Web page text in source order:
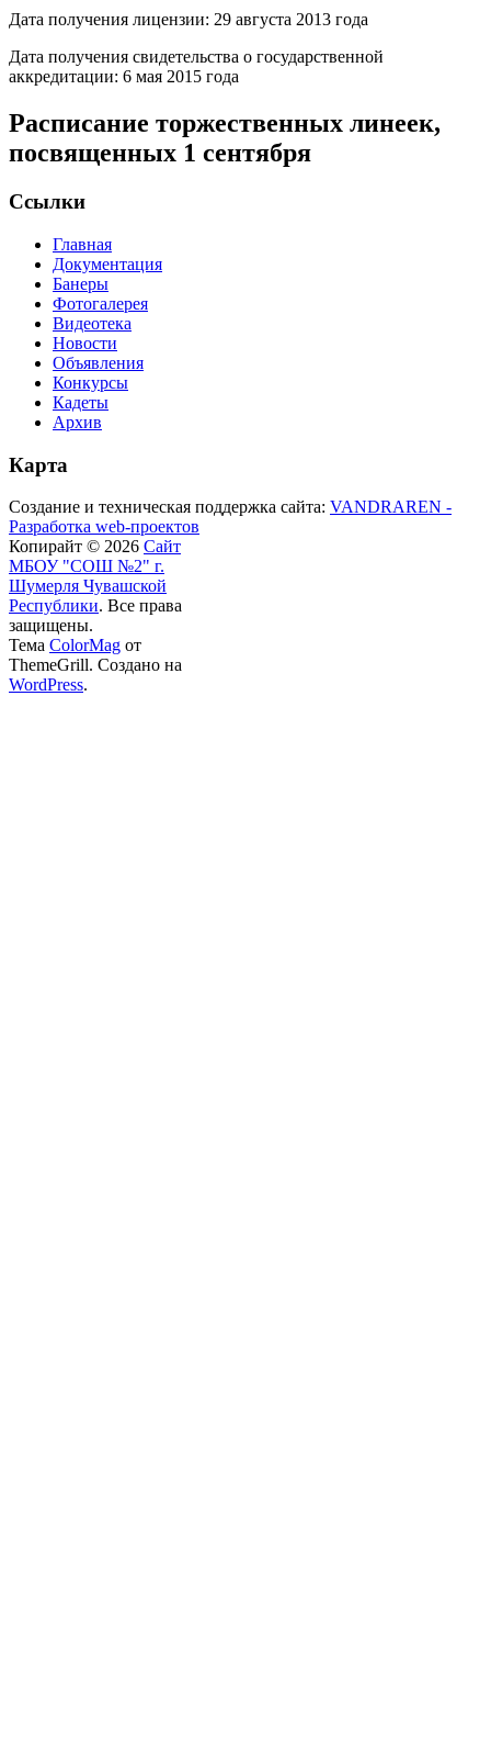
Дата получения лицензии: 29 августа 2013 года
Дата получения свидетельства о государственной
аккредитации: 6 мая 2015 года
Расписание торжественных линеек,
посвященных 1 сентября
Ссылки
Главная
Документация
Банеры
Фотогалерея
Видеотека
Новости
Объявления
Конкурсы
Кадеты
Архив
Карта
Создание и техническая поддержка сайта: VANDRAREN -
Разработка web-проектов
Копирайт © 2026 Сайт
МБОУ "СОШ №2" г.
Шумерля Чувашской
Республики. Все права
защищены.
Тема ColorMag от
ThemeGrill. Создано на
WordPress.